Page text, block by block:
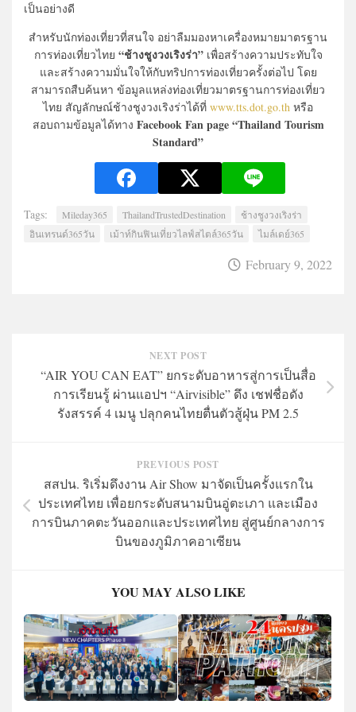
เป็นอย่างดี
สำหรับนักท่องเที่ยวที่สนใจ อย่าลืมมองหาเครื่องหมายมาตรฐาน
การท่องเที่ยวไทย “ช้างชูงวงเริงร่า”เพื่อสร้างความประทับใจ
และสร้างความมั่นใจให้กับทริปการท่องเที่ยวครั้งต่อไป โดย
สามารถสืบค้นหา ข้อมูลแหล่งท่องเที่ยวมาตรฐานการท่องเที่ยว
ไทย สัญลักษณ์ช้างชูงวงเริงร่าได้ที่ www.tts.dot.go.th หรือ
สอบถามข้อมูลได้ทาง Facebook Fan page “Thailand Tourism
Standard”
Tags: Mileday365 ThailandTrustedDestination
ช้างชูงวงเริงร่า
อินเทรนด์365วัน
เม้าท์กินฟินเที่ยวไลฟ์สไตล์365วัน ไมล์เดย์365
February 9, 2022
NEXT POST
“AIR YOU CAN EAT” ยกระดับอาหารสู่การเป็นสื่อ
การเรียนรู้ ผ่านแอปฯ “Airvisible” ดึง เชฟชื่อดัง
รังสรรค์ 4 เมนู ปลุกคนไทยตื่นตัวสู้ฝุ่น PM 2.5
PREVIOUS POST
สสปน. ริเริ่มดึงงาน Air Show มาจัดเป็นครั้งแรกใน
ประเทศไทย เพื่อยกระดับสนามบินอู่ตะเภา และเมือง
การบินภาคตะวันออกและประเทศไทย สู่ศูนย์กลางการ
บินของภูมิภาคอาเซียน
YOU MAY ALSO LIKE